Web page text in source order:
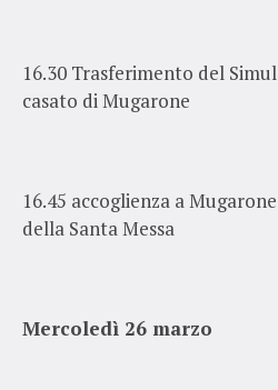
16.30 Trasferimento del
casato di Mugarone
16.45 accoglienza a
della Santa Messa
Mercoledì 26 marzo